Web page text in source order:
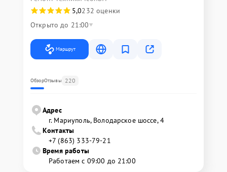
5,0232 оценки
Открыто до 21:00
Маршрут
ОбзорОтзывы 220
Адрес
г. Мариуполь, Володарское шоссе, 4
Контакты
+7 (863) 333-79-21
Время работы
Работаем с 09:00 до 21:00